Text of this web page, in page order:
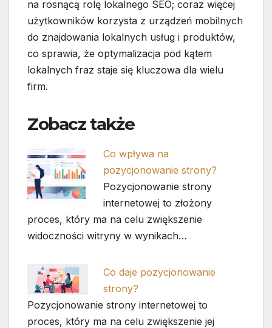
na rosnącą rolę lokalnego SEO; coraz więcej
użytkowników korzysta z urządzeń mobilnych
do znajdowania lokalnych usług i produktów,
co sprawia, że optymalizacja pod kątem
lokalnych fraz staje się kluczowa dla wielu
firm.
Zobacz także
Co wpływa na
pozycjonowanie strony?
Pozycjonowanie strony
internetowej to złożony
proces, który ma na celu zwiększenie
widoczności witryny w wynikach…
Co daje pozycjonowanie
strony?
Pozycjonowanie strony internetowej to
proces, który ma na celu zwiększenie jej